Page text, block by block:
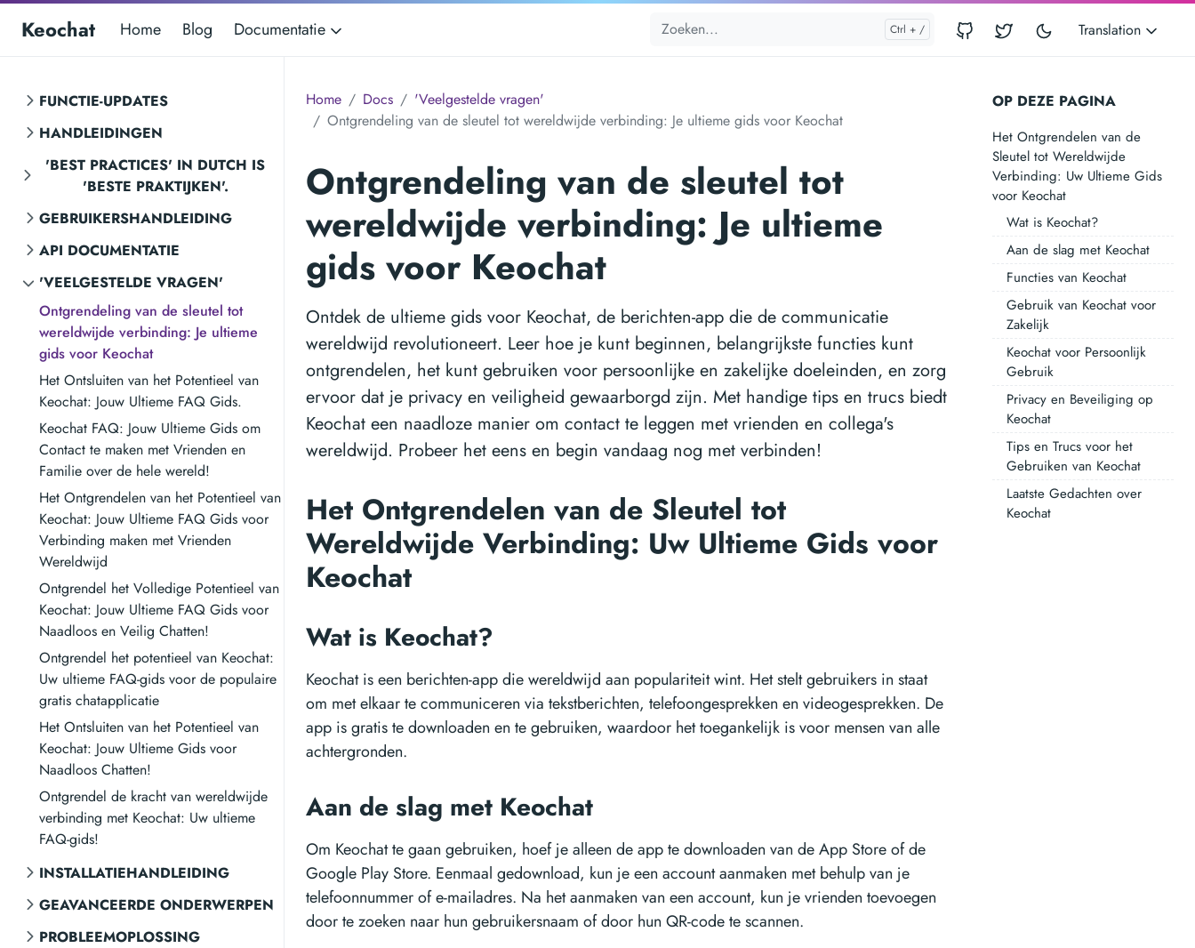
Keochat Home Blog Documentatie Translation
FUNCTIE-UPDATES
HANDLEIDINGEN
'BEST PRACTICES' IN DUTCH IS
'BESTE PRAKTIJKEN'.
GEBRUIKERSHANDLEIDING
API DOCUMENTATIE
'VEELGESTELDE VRAGEN'
Ontgrendeling van de sleutel tot
wereldwijde verbinding: Je ultieme
gids voor Keochat
Het Ontsluiten van het Potentieel van
Keochat: Jouw Ultieme FAQ Gids.
Keochat FAQ: Jouw Ultieme Gids om
Contact te maken met Vrienden en
Familie over de hele wereld!
Het Ontgrendelen van het Potentieel van
Keochat: Jouw Ultieme FAQ Gids voor
Verbinding maken met Vrienden
Wereldwijd
Ontgrendel het Volledige Potentieel van
Keochat: Jouw Ultieme FAQ Gids voor
Naadloos en Veilig Chatten!
Ontgrendel het potentieel van Keochat:
Uw ultieme FAQ-gids voor de populaire
gratis chatapplicatie
Het Ontsluiten van het Potentieel van
Keochat: Jouw Ultieme Gids voor
Naadloos Chatten!
Ontgrendel de kracht van wereldwijde
verbinding met Keochat: Uw ultieme
FAQ-gids!
INSTALLATIEHANDLEIDING
GEAVANCEERDE ONDERWERPEN
PROBLEEMOPLOSSING
OP DEZE PAGINA
Het Ontgrendelen van de
Sleutel tot Wereldwijde
Verbinding: Uw Ultieme Gids
voor Keochat
Wat is Keochat?
Aan de slag met Keochat
Functies van Keochat
Gebruik van Keochat voor
Zakelijk
Keochat voor Persoonlijk
Gebruik
Privacy en Beveiliging op
Keochat
Tips en Trucs voor het
Gebruiken van Keochat
Laatste Gedachten over
Keochat
Home Docs
'Veelgestelde vragen'
Ontgrendeling van de sleutel tot wereldwijde verbinding: Je ultieme gids voor Keochat
Ontgrendeling van de sleutel tot
wereldwijde verbinding: Je ultieme
gids voor Keochat
Ontdek de ultieme gids voor Keochat, de berichten-app die de communicatie
wereldwijd revolutioneert. Leer hoe je kunt beginnen, belangrijkste functies kunt
ontgrendelen, het kunt gebruiken voor persoonlijke en zakelijke doeleinden, en zorg
ervoor dat je privacy en veiligheid gewaarborgd zijn. Met handige tips en trucs biedt
Keochat een naadloze manier om contact te leggen met vrienden en collega's
wereldwijd. Probeer het eens en begin vandaag nog met verbinden!
Het Ontgrendelen van de Sleutel tot
Wereldwijde Verbinding: Uw Ultieme Gids voor
Keochat
Wat is Keochat?
Keochat is een berichten-app die wereldwijd aan populariteit wint. Het stelt gebruikers in staat
om met elkaar te communiceren via tekstberichten, telefoongesprekken en videogesprekken. De
app is gratis te downloaden en te gebruiken, waardoor het toegankelijk is voor mensen van alle
achtergronden.
Aan de slag met Keochat
Om Keochat te gaan gebruiken, hoef je alleen de app te downloaden van de App Store of de
Google Play Store. Eenmaal gedownload, kun je een account aanmaken met behulp van je
telefoonnummer of e-mailadres. Na het aanmaken van een account, kun je vrienden toevoegen
door te zoeken naar hun gebruikersnaam of door hun QR-code te scannen.